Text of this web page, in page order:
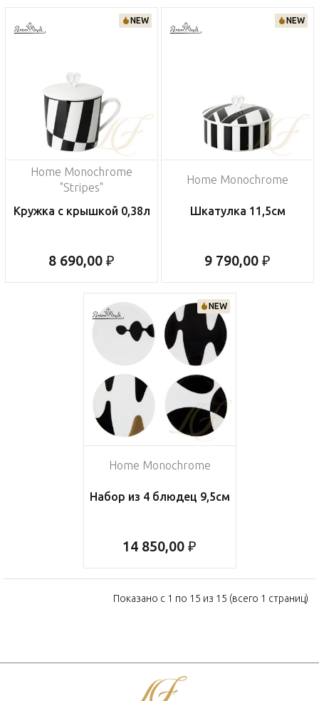
NEW
Home Monochrome
"Stripes"
Кружка с крышкой 0,38л
8 690,00 ₽
NEW
Home Monochrome
Шкатулка 11,5см
9 790,00 ₽
NEW
Home Monochrome
Набор из 4 блюдец 9,5см
14 850,00 ₽
Показано с 1 по 15 из 15 (всего 1 страниц)